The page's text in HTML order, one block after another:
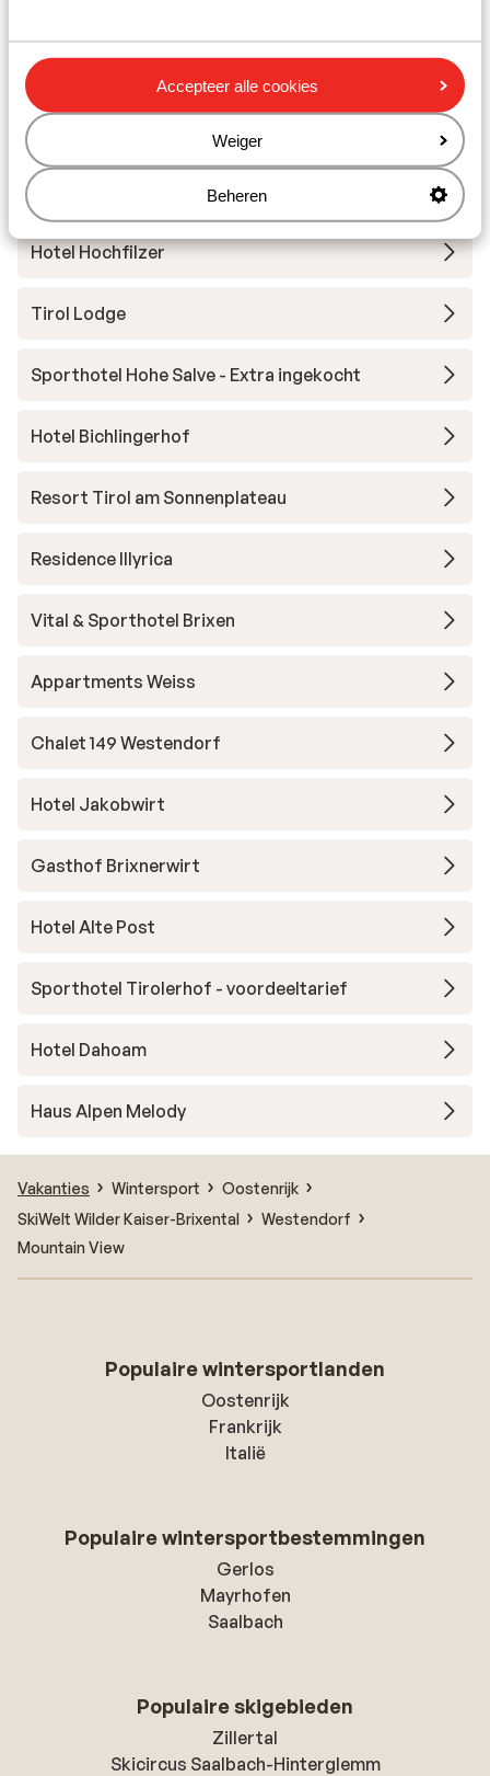
Accepteer alle cookies
Weiger
Beheren
Skimateriaal
Andere accommodaties in SkiWelt
Wilder Kaiser-Brixental
Hotel Hochfilzer
Tirol Lodge
Sporthotel Hohe Salve - Extra ingekocht
Hotel Bichlingerhof
Resort Tirol am Sonnenplateau
Residence Illyrica
Vital & Sporthotel Brixen
Appartments Weiss
Chalet 149 Westendorf
Hotel Jakobwirt
Gasthof Brixnerwirt
Hotel Alte Post
Sporthotel Tirolerhof - voordeeltarief
Hotel Dahoam
Haus Alpen Melody
Vakanties Wintersport
Oostenrijk
SkiWelt Wilder Kaiser-Brixental
Westendorf
Mountain View
Populaire wintersportlanden
Oostenrijk
Frankrijk
Italië
Populaire wintersportbestemmingen
Gerlos
Mayrhofen
Saalbach
Populaire skigebieden
Zillertal
Skicircus Saalbach-Hinterglemm